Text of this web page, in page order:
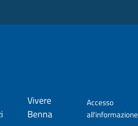
Vivere
Benna
Accesso
all'informazione